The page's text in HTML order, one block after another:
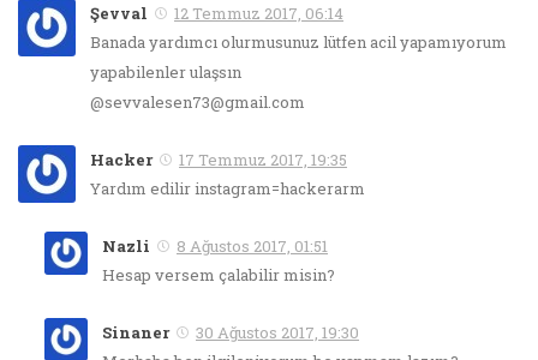
Şevval
12 Temmuz 2017, 06:14
Banada yardımcı olurmusunuz lütfen acil yapamıyorum
yapabilenler ulaşsın
@sevvalesen73@gmail.com
Hacker
17 Temmuz 2017, 19:35
Yardım edilir instagram=hackerarm
Nazli
8 Ağustos 2017, 01:51
Hesap versem çalabilir misin?
Sinaner
30 Ağustos 2017, 19:30